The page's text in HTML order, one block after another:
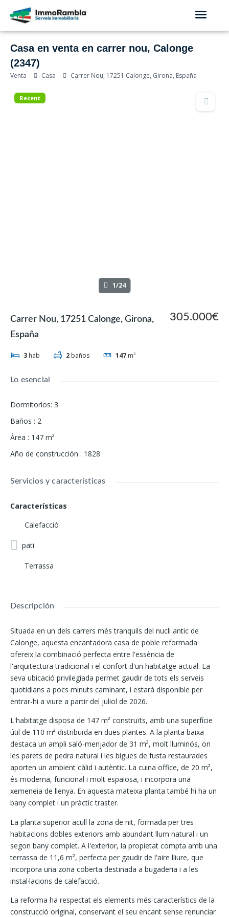
Casa en venta en carrer nou, Calonge
(2347)
Venta Casa Carrer Nou, 17251 Calonge, Girona, España
Recent
1/24
Carrer Nou, 17251 Calonge, Girona,
España
3 hab 2 baños 147 m²
305.000€
Lo esencial
Dormitorios: 3
Baños : 2
Área : 147 m²
Año de construcción : 1828
Servicios y características
Características
Calefacció
pati
Terrassa
Descripción
Situada en un dels carrers més tranquils del nucli antic de
Calonge, aquesta encantadora casa de poble reformada
ofereix la combinació perfecta entre l'essència de
l'arquitectura tradicional i el confort d'un habitatge actual. La
seva ubicació privilegiada permet gaudir de tots els serveis
quotidians a pocs minuts caminant, i estarà disponible per
entrar-hi a viure a partir del juliol de 2026.
L'habitatge disposa de 147 m² construïts, amb una superfície
útil de 110 m² distribuïda en dues plantes. A la planta baixa
destaca un ampli saló-menjador de 31 m², molt lluminós, on
les parets de pedra natural i les bigues de fusta restaurades
aporten un ambient càlid i autèntic. La cuina office, de 20 m²,
és moderna, funcional i molt espaiosa, i incorpora una
xemeneia de llenya. En aquesta mateixa planta també hi ha un
bany complet i un pràctic traster.
La planta superior acull la zona de nit, formada per tres
habitacions dobles exteriors amb abundant llum natural i un
segon bany complet. A l'exterior, la propietat compta amb una
terrassa de 11,6 m², perfecta per gaudir de l'aire lliure, que
incorpora una zona coberta destinada a bugaderia i a les
instal·lacions de calefacció.
La reforma ha respectat els elements més característics de la
construcció original, conservant el seu encant sense renunciar